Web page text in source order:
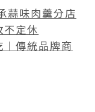
蒜味肉羹分店
不定休
傳統品牌商